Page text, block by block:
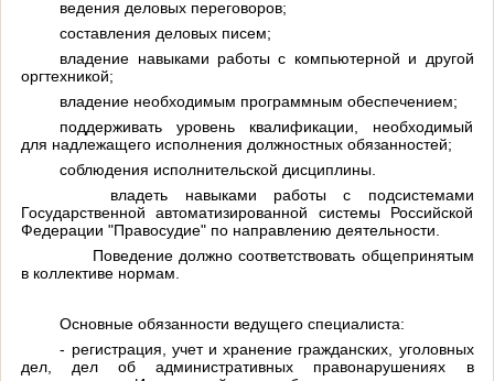
ведения деловых переговоров;
составления деловых писем;
владение навыками работы с компьютерной и другой
оргтехникой;
владение необходимым программным обеспечением;
поддерживать уровень квалификации, необходимый
для надлежащего исполнения должностных обязанностей;
соблюдения исполнительской дисциплины.
владеть навыками работы с подсистемами
Государственной автоматизированной системы Российской
Федерации "Правосудие" по направлению деятельности.
Поведение должно соответствовать общепринятым
в коллективе нормам.
Основные обязанности ведущего специалиста:
- регистрация, учет и хранение гражданских, уголовных
дел, дел об административных правонарушениях в